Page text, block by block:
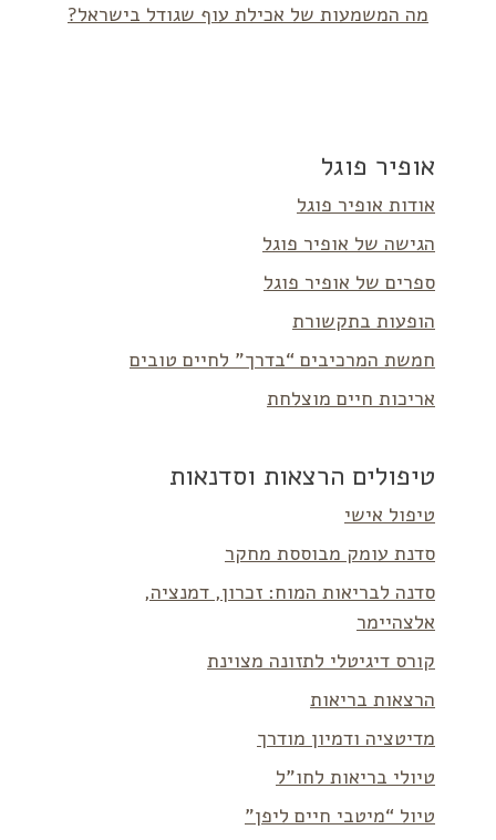
מה המשמעות של אכילת עוף שגודל בישראל?
אופיר פוגל
אודות אופיר פוגל
הגישה של אופיר פוגל
ספרים של אופיר פוגל
הופעות בתקשורת
חמשת המרכיבים “בדרך” לחיים טובים
אריכות חיים מוצלחת
טיפולים הרצאות וסדנאות
טיפול אישי
סדנת עומק מבוססת מחקר
סדנה לבריאות המוח: זכרון, דמנציה,
אלצהיימר
קורס דיגיטלי לתזונה מצוינת
הרצאות בריאות
מדיטציה ודמיון מודרך
טיולי בריאות לחו”ל
טיול “מיטבי חיים ליפן”